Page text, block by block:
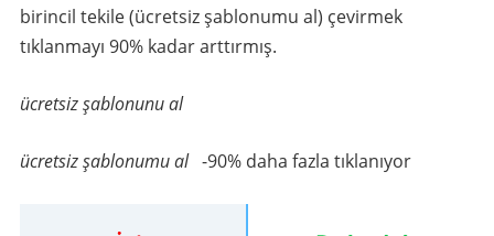
birincil tekile (ücretsiz şablonumu al) çevirmek
tıklanmayı 90% kadar arttırmış.
ücretsiz şablonunu al
ücretsiz şablonumu al-90% daha fazla tıklanıyor